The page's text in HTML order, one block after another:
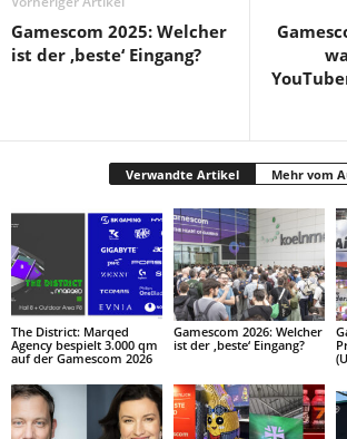
Gamescom 2025: Welcher
ist der ‚beste‘ Eingang?
Verwandte Artikel Mehr vom
The District: Marqed
Agency bespielt 3.000 qm
auf der Gamescom 2026
Gamescom 2026: Welcher
ist der ‚beste‘ Eingang?